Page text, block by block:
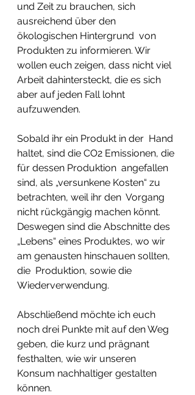
und Zeit zu brauchen, sich
ausreichend über den
ökologischen Hintergrund  von
Produkten zu informieren. Wir
wollen euch zeigen, dass nicht viel
Arbeit dahintersteckt, die es sich
aber auf jeden Fall lohnt
aufzuwenden.
Sobald ihr ein Produkt in der  Hand
haltet, sind die CO2 Emissionen, die
für dessen Produktion  angefallen
sind, als „versunkene Kosten“ zu
betrachten, weil ihr den  Vorgang
nicht rückgängig machen könnt.
Deswegen sind die Abschnitte des
„Lebens“ eines Produktes, wo wir
am genausten hinschauen sollten,
die  Produktion, sowie die
Wiederverwendung.
Abschließend möchte ich euch
noch drei Punkte mit auf den Weg
geben, die kurz und prägnant
festhalten, wie wir unseren
Konsum nachhaltiger gestalten
können.